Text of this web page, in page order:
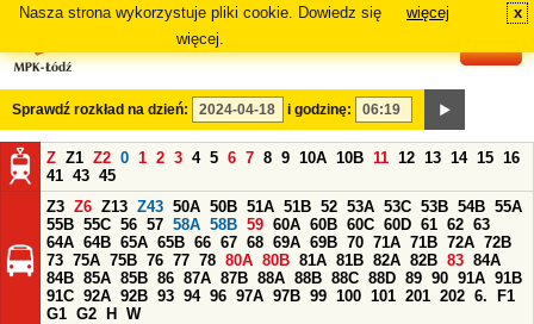
Nasza strona wykorzystuje pliki cookie. Dowiedz się
więcej.
więcej x
Sprawdź rozkład na dzień: i godzinę:
Z Z1 Z2 0 1 2 3 4 5 6 7 8 9 10A 10B 11 12 13 14 15 16
41 43 45
Z3 Z6 Z13 Z43 50A 50B 51A 51B 52 53A 53C 53B 54B 55A
55B 55C 56 57 58A 58B 59 60A 60B 60C 60D 61 62 63
64A 64B 65A 65B 66 67 68 69A 69B 70 71A 71B 72A 72B
73 75A 75B 76 77 78 80A 80B 81A 81B 82A 82B 83 84A
84B 85A 85B 86 87A 87B 88A 88B 88C 88D 89 90 91A 91B
91C 92A 92B 93 94 96 97A 97B 99 100 101 201 202 6.
F1
G1 G2 H
W